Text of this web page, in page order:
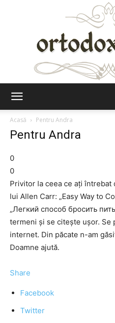
Acasă
Pentru Andra
Pentru Andra
0
0
Privitor la ceea ce aţi
lui Allen Carr: „Easy Way to
„Легкий способ бросить
termeni şi se citeşte uşor. Se
internet. Din păcate n-am
Doamne ajută.
Share
Facebook
Twitter